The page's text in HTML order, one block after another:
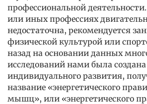
профессиональной
или иных профессиях
недостаточна, рекомендуется
физической культурой или
назад на основании данных
исследований нами была
индивидуального развития,
название «энергетического
мышц», или «энергетического